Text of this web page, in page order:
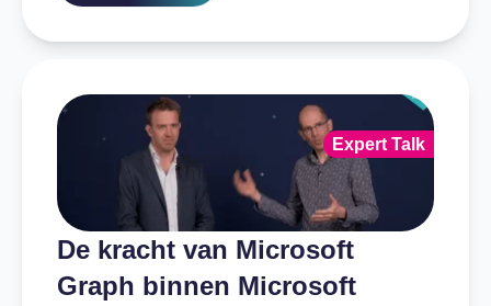
De kracht van Microsoft
Graph binnen Microsoft
Expert Talk